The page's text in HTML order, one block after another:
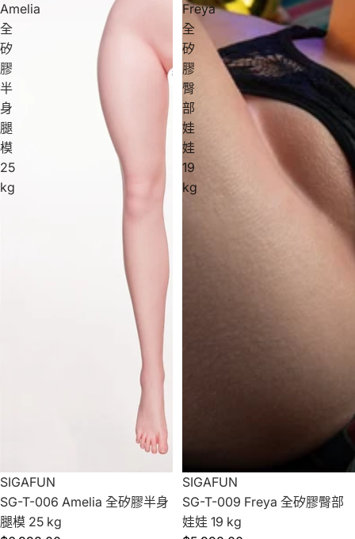
Amelia
全
矽
膠
半
身
腿
模
25
kg
SIGAFUN
SG-T-006 Amelia 全矽膠半身
腿模 25 kg
Freya
全
矽
膠
臀
部
娃
娃
19
kg
SIGAFUN
SG-T-009 Freya 全矽膠臀部
娃娃 19 kg